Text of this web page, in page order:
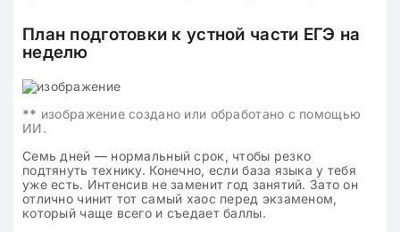
План подготовки к устной части ЕГЭ на
неделю
** изображение создано или обработано с помощью
ИИ.
Семь дней — нормальный срок, чтобы резко
подтянуть технику. Конечно, если база языка у тебя
уже есть. Интенсив не заменит год занятий. Зато он
отлично чинит тот самый хаос перед экзаменом,
который чаще всего и съедает баллы.